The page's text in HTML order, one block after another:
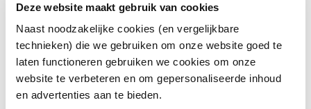
Deze website maakt gebruik van cookies
Naast noodzakelijke cookies (en vergelijkbare
technieken) die we gebruiken om onze website goed te
laten functioneren gebruiken we cookies om onze
website te verbeteren en om gepersonaliseerde inhoud
en advertenties aan te bieden.
van 8- tot 14-jarigen bereikt kan worden. ”Hoe kunnen
we kinderen en jongeren enthousiasmeren om de
waarde van water te ervaren?" Dan is het de beurt aan
docenten Frank de Feijter en Hilde de Groot. Zij geven
een korte inleiding op Design Thinking, want dat wordt